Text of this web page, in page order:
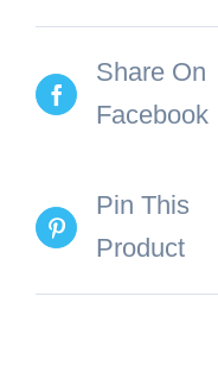
Share On
Facebook
Pin This
Product